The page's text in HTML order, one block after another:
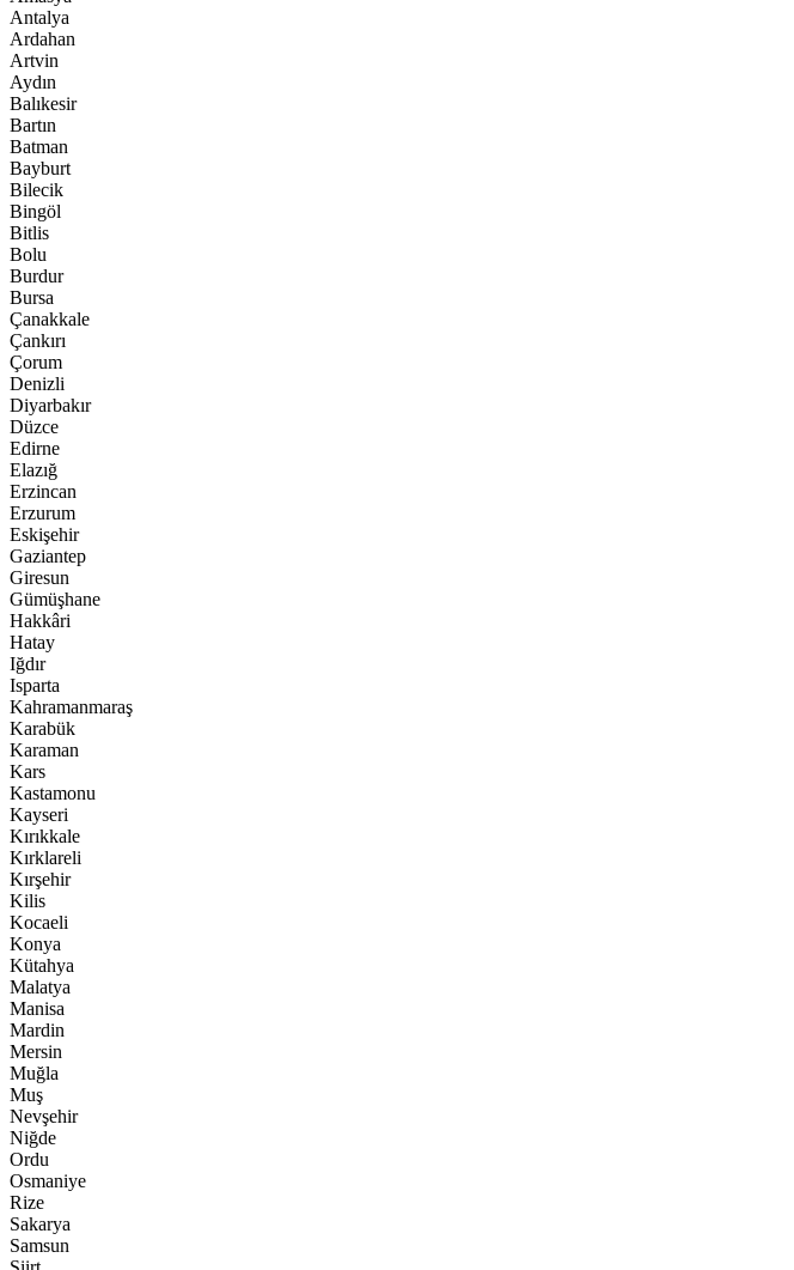
Antalya
Ardahan
Artvin
Aydın
Balıkesir
Bartın
Batman
Bayburt
Bilecik
Bingöl
Bitlis
Bolu
Burdur
Bursa
Çanakkale
Çankırı
Çorum
Denizli
Diyarbakır
Düzce
Edirne
Elazığ
Erzincan
Erzurum
Eskişehir
Gaziantep
Giresun
Gümüşhane
Hakkâri
Hatay
Iğdır
Isparta
Kahramanmaraş
Karabük
Karaman
Kars
Kastamonu
Kayseri
Kırıkkale
Kırklareli
Kırşehir
Kilis
Kocaeli
Konya
Kütahya
Malatya
Manisa
Mardin
Mersin
Muğla
Muş
Nevşehir
Niğde
Ordu
Osmaniye
Rize
Sakarya
Samsun